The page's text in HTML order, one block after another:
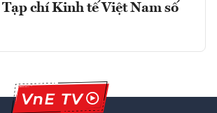
chí Kinh tế Việt Nam số